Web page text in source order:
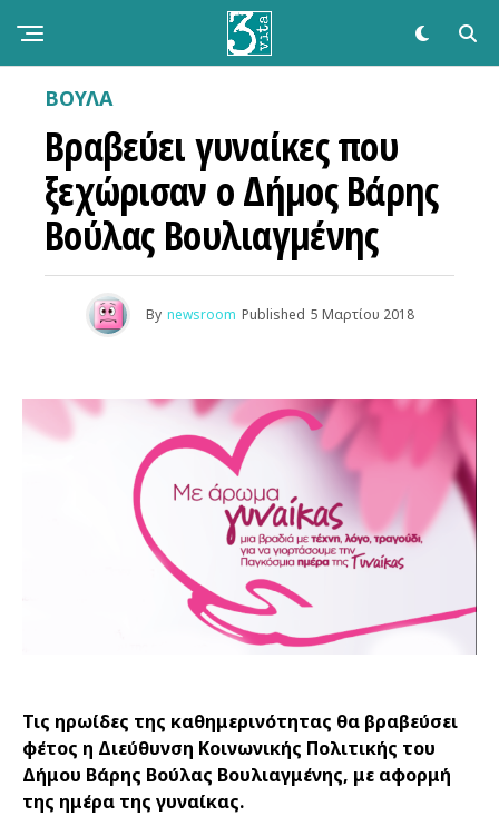
ΒΟΥΛΑ
Βραβεύει γυναίκες που
ξεχώρισαν ο Δήμος Βάρης
Βούλας Βουλιαγμένης
By newsroom Published 5 Μαρτίου 2018
Τις ηρωίδες της καθημερινότητας θα βραβεύσει
φέτος η Διεύθυνση Κοινωνικής Πολιτικής του
Δήμου Βάρης Βούλας Βουλιαγμένης, με αφορμή
της ημέρα της γυναίκας.